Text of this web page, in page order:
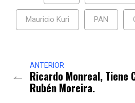
Mauricio Kuri PAN
ANTERIOR
Ricardo Monreal, Tiene
Rubén Moreira.